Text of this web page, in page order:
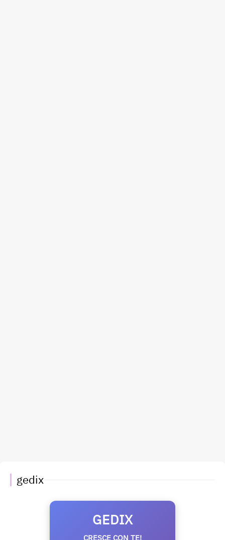
gedix
GEDIX
CRESCE CON TE!